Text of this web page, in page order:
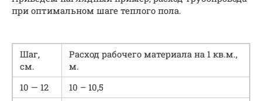
при оптимальном шаге теплого пола.
Шаг,
см.
Расход рабочего материала на 1 кв.м.,
м.
10 — 12
10 – 10,5